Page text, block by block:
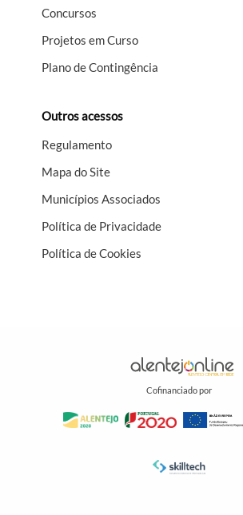
Concursos
Projetos em Curso
Plano de Contingência
Outros acessos
Regulamento
Mapa do Site
Municípios Associados
Política de Privacidade
Política de Cookies
Cofinanciado por